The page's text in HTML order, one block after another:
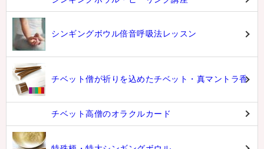
癒しと浄化のお得なセット
シンギングボウル・ヒーリング講座